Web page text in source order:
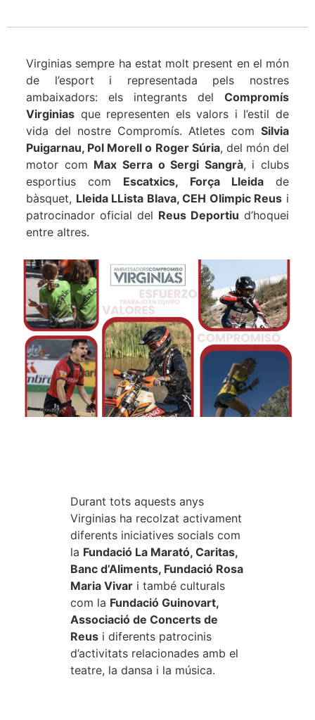
Virginias sempre ha estat molt present en el món
de l’esport i representada pels nostres
ambaixadors: els integrants del Compromís
Virginias que representen els valors i l’estil de
vida del nostre Compromís. Atletes com Silvia
Puigarnau, Pol Morell o Roger Súria, del món del
motor com Max Serra o Sergi Sangrà, i clubs
esportius com Escatxics, Força Lleidade
bàsquet, Lleida LLista Blava, CEH Olimpic Reus i
patrocinador oficial del Reus Deportiu d’hoquei
entre altres.
Durant tots aquests anys
Virginias ha recolzat activament
diferents iniciatives socials com
la Fundació La Marató, Caritas,
Banc d’Aliments, Fundació Rosa
Maria Vivar i també culturals
com la Fundació Guinovart,
Associació de Concerts de
Reus i diferents patrocinis
d’activitats relacionades amb el
teatre, la dansa i la música.